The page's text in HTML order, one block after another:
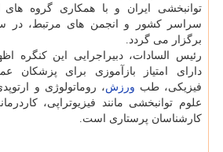
توانبخشی ایران و با همكاری گروه
سراسر كشور و انجمن های مرتبط، در
برگزار می گردد.
رئیس السادات، دبیراجرایی این كنگره
دارای امتیاز بازآموزی برای
فیزیكی، طب ورزش، روماتولوژی و
علوم توانبخشی مانند فیزیوتراپی،
كارشناسان پرستاری است.